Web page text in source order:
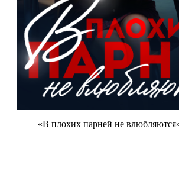
«В плохих парней не